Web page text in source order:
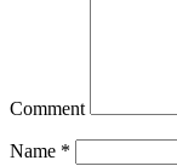
Comment
Name *